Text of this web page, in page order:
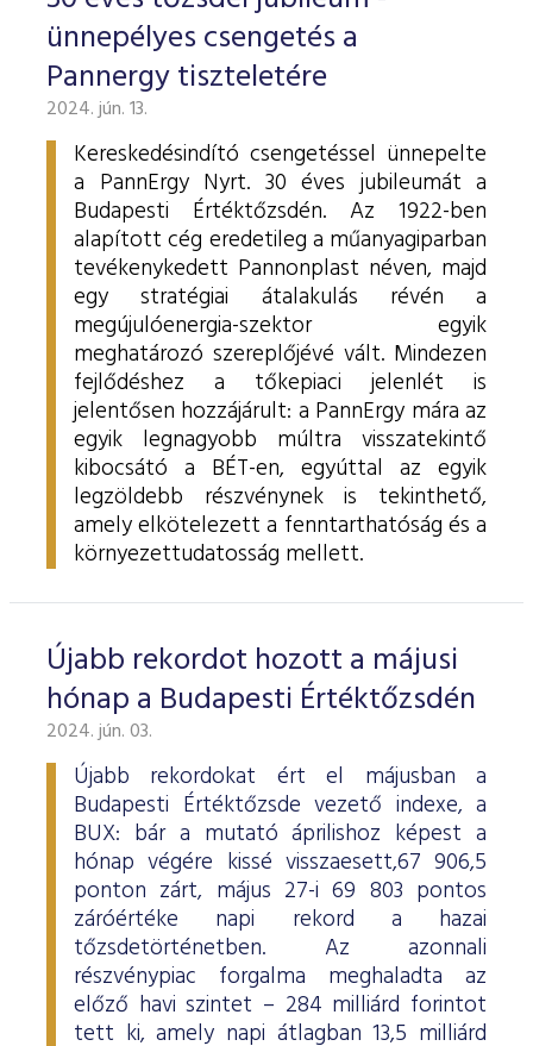
ESG Útmutató
ünnepélyes csengetés a
Pannergy tiszteletére
2024. jún. 13.
Kereskedésindító csengetéssel ünnepelte
a PannErgy Nyrt. 30 éves jubileumát a
Budapesti Értéktőzsdén. Az 1922-ben
alapított cég eredetileg a műanyagiparban
tevékenykedett Pannonplast néven, majd
egy stratégiai átalakulás révén a
megújulóenergia-szektor egyik
meghatározó szereplőjévé vált. Mindezen
fejlődéshez a tőkepiaci jelenlét is
jelentősen hozzájárult: a PannErgy mára az
egyik legnagyobb múltra visszatekintő
kibocsátó a BÉT-en, egyúttal az egyik
legzöldebb részvénynek is tekinthető,
amely elkötelezett a fenntarthatóság és a
környezettudatosság mellett.
Újabb rekordot hozott a májusi
hónap a Budapesti Értéktőzsdén
2024. jún. 03.
Újabb rekordokat ért el májusban a
Budapesti Értéktőzsde vezető indexe, a
BUX: bár a mutató áprilishoz képest a
hónap végére kissé visszaesett,67 906,5
ponton zárt, május 27-i 69 803 pontos
záróértéke napi rekord a hazai
tőzsdetörténetben. Az azonnali
részvénypiac forgalma meghaladta az
előző havi szintet – 284 milliárd forintot
tett ki, amely napi átlagban 13,5 milliárd